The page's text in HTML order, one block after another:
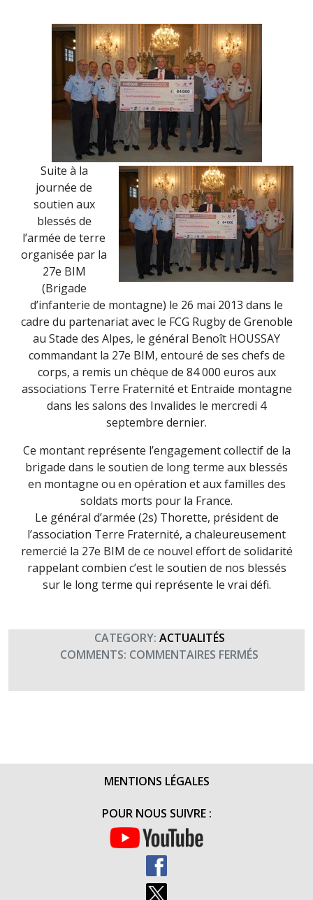
DE
Suite à la
journée de
soutien aux
blessés de
l’armée de terre
organisée par la
27e BIM
(Brigade
d’infanterie de montagne) le 26 mai 2013 dans le
cadre du partenariat avec le FCG Rugby de Grenoble
au Stade des Alpes, le général Benoît HOUSSAY
commandant la 27e BIM, entouré de ses chefs de
corps, a remis un chèque de 84 000 euros aux
associations Terre Fraternité et Entraide montagne
dans les salons des Invalides le mercredi 4
septembre dernier.
Ce montant représente l’engagement collectif de la
brigade dans le soutien de long terme aux blessés
en montagne ou en opération et aux familles des
soldats morts pour la France.
Le général d’armée (2s) Thorette, président de
l’association Terre Fraternité, a chaleureusement
remercié la 27e BIM de ce nouvel effort de solidarité
rappelant combien c’est le soutien de nos blessés
sur le long terme qui représente le vrai défi.
CATEGORY: ACTUALITÉS
COMMENTS: COMMENTAIRES FERMÉS
DE
MENTIONS LÉGALES
POUR NOUS SUIVRE :